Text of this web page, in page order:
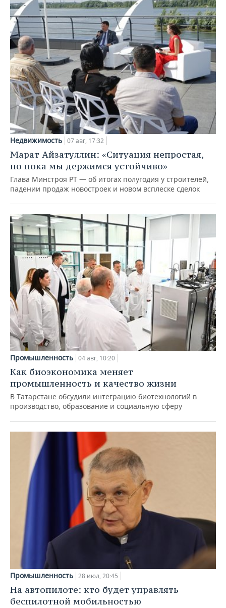
Недвижимость 07 авг, 17:32
Марат Айзатуллин: «Ситуация непростая,
но пока мы держимся устойчиво»
Глава Минстроя РТ — об итогах полугодия у строителей,
падении продаж новостроек и новом всплеске сделок
Промышленность 04 авг, 10:20
Как биоэкономика меняет
промышленность и качество жизни
В Татарстане обсудили интеграцию биотехнологий в
производство, образование и социальную сферу
Промышленность 28 июл, 20:45
На автопилоте: кто будет управлять
беспилотной мобильностью